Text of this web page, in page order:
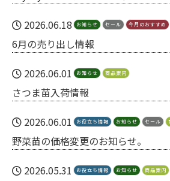
2026.06.18 お知らせ セール 今月のおすすめ
6月の売り出し情報
2026.06.01 お知らせ 商品案内
さつま苗入荷情報
2026.06.01 お役立ち情報 お知らせ セール
野菜苗の価格変更のお知らせ。
2026.05.31 お役立ち情報 お知らせ 商品案内